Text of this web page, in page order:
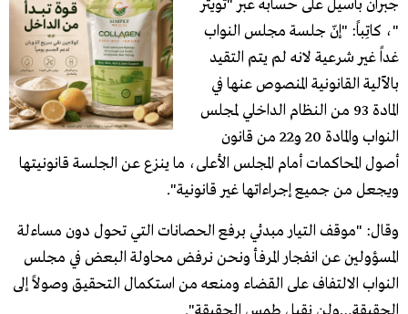
جبران باسيل على حسابه عبر "تويتر
"، كاتِباً: "إنّ جلسة مجلس النواب
غداً غير شرعية لانه لم يتم التقيد
بالآلية القانونية المنصوص عنها في
المادة 93 من النظام الداخلي لمجلس
النواب والمادة 20 و22 من قانون
أصول المحاكمات أمام المجلس الأعلى، ما ينزع عن الجلسة قانونيتها
ويجعل من جميع إجراءاتها غير قانونية".
وقال: "موقف التيار مبدئي برفع الحصانات التي تحول دون مساءلة
المسؤولين عن انفجار المرفأ ونحن نرفض محاولة البعض في مجلس
النواب الالتفاف على القضاء ومنعه من استكمال التحقيق وصولاً إلى